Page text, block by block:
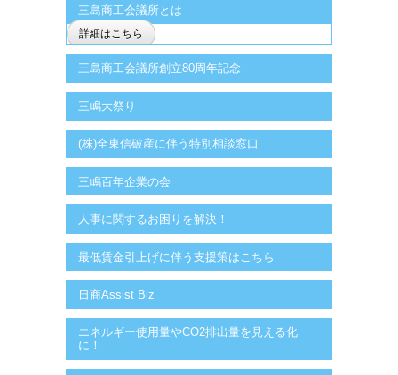
三島商工会議所とは
詳細はこちら
三島商工会議所創立80周年記念
三嶋大祭り
(株)全東信破産に伴う特別相談窓口
三嶋百年企業の会
人事に関するお困りを解決！
最低賃金引上げに伴う支援策はこちら
日商Assist Biz
エネルギー使用量やCO2排出量を見える化
に！